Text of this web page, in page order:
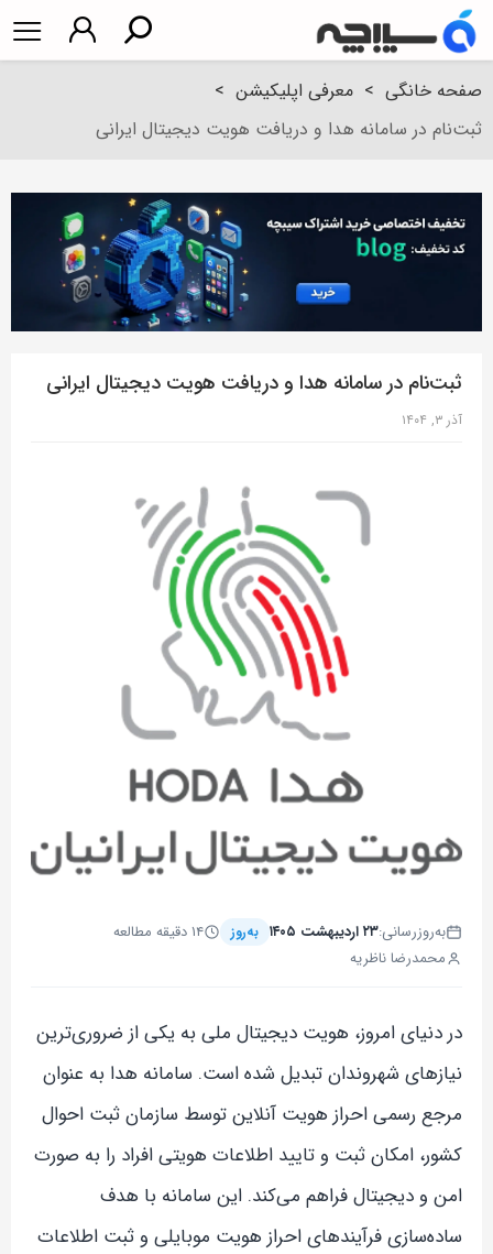
صفحه خانگی > معرفی اپلیکیشن >
ثبت‌نام در سامانه هدا و دریافت هویت دیجیتال ایرانی
ثبت‌نام در سامانه هدا و دریافت هویت دیجیتال ایرانی
آذر ۳, ۱۴۰۴
به‌روزرسانی:۲۳ اردیبهشت ۱۴۰۵ به‌روز
۱۴ دقیقه مطالعه
محمدرضا ناظریه
در دنیای امروز، هویت دیجیتال ملی به یکی از ضروری‌ترین
نیازهای شهروندان تبدیل شده است. سامانه هدا به عنوان
مرجع رسمی احراز هویت آنلاین توسط سازمان ثبت احوال
کشور، امکان ثبت و تایید اطلاعات هویتی افراد را به صورت
امن و دیجیتال فراهم می‌کند. این سامانه با هدف
ساده‌سازی فرآیندهای احراز هویت موبایلی و ثبت اطلاعات